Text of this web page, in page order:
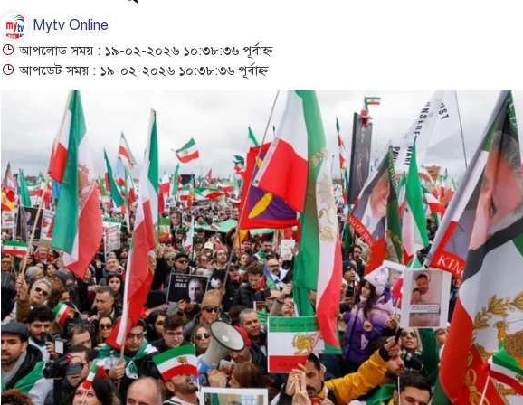
‘স্কুটি নাকি গোল্ড?’
১৫২২ পুলিশ সদস্যকে
সার্ককে আরও গতিশীল করতে
প্রধানমন্ত্রীর সঙ্গে নবনিযুক্ত
জামায়াত ফেরেশতাদের দল
Mytv Online
আপলোড সময় : ১৯-০২-২০২৬ ১০:৩৮:৩৬ পূর্বাহ্ন
আপডেট সময় : ১৯-০২-২০২৬ ১০:৩৮:৩৬ পূর্বাহ্ন